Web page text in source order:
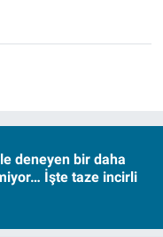
deneyen bir daha
İşte taze incirli